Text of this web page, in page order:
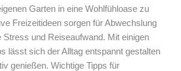
Garten in eine Wohlfühloase zu
Freizeitideen sorgen für Abwechslung
Stress und Reiseaufwand. Mit einigen
lässt sich der Alltag entspannt gestalten
genießen. Wichtige Tipps für